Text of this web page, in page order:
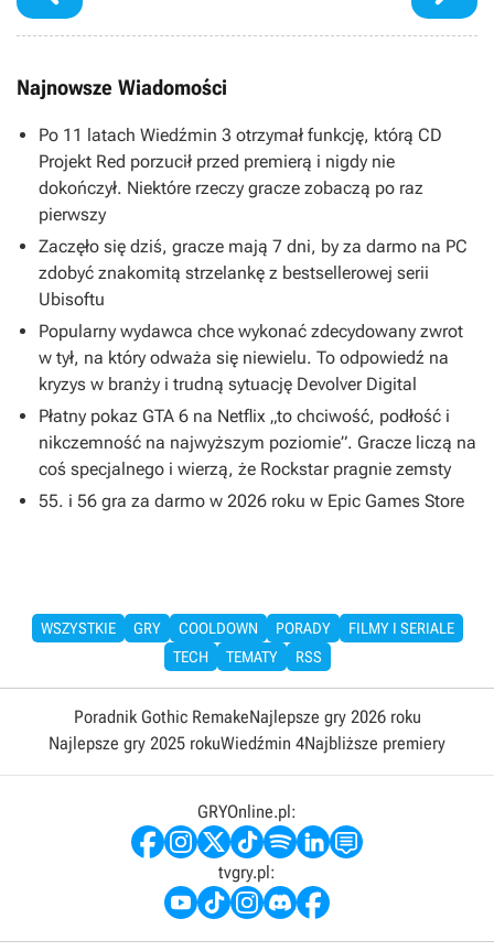
Najnowsze Wiadomości
Po 11 latach Wiedźmin 3 otrzymał funkcję, którą CD
Projekt Red porzucił przed premierą i nigdy nie
dokończył. Niektóre rzeczy gracze zobaczą po raz
pierwszy
Zaczęło się dziś, gracze mają 7 dni, by za darmo na PC
zdobyć znakomitą strzelankę z bestsellerowej serii
Ubisoftu
Popularny wydawca chce wykonać zdecydowany zwrot
w tył, na który odważa się niewielu. To odpowiedź na
kryzys w branży i trudną sytuację Devolver Digital
Płatny pokaz GTA 6 na Netflix „to chciwość, podłość i
nikczemność na najwyższym poziomie”. Gracze liczą na
coś specjalnego i wierzą, że Rockstar pragnie zemsty
55. i 56 gra za darmo w 2026 roku w Epic Games Store
WSZYSTKIE GRY COOLDOWN PORADY
FILMY I SERIALE
TECH
TEMATY RSS
Poradnik Gothic RemakeNajlepsze gry 2026 roku
Najlepsze gry 2025 rokuWiedźmin 4Najbliższe premiery
GRYOnline.pl:
tvgry.pl: